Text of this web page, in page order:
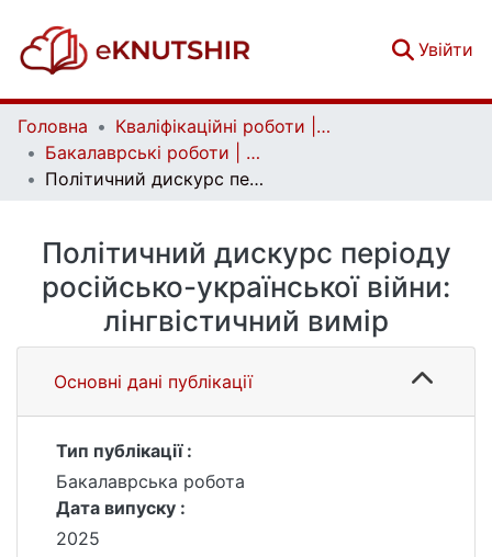
Увійти
Головна
Кваліфікаційні роботи | Qualifying works
Бакалаврські роботи | Bachelor theses
Політичний дискурс періоду російсько-української війни: лінгвістичний вимір
Політичний дискурс періоду
російсько-української війни:
лінгвістичний вимір
Основні дані публікації
Тип публікації :
Бакалаврська робота
Дата випуску :
2025